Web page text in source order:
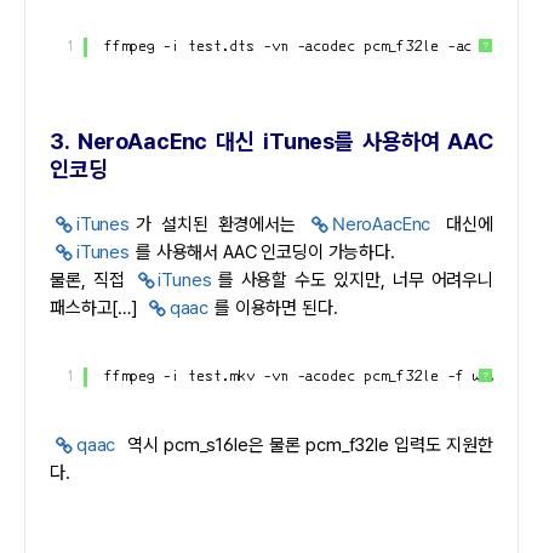
?
1 ffmpeg -i test.dts -vn -acodec pcm_f32le -ac 2 -af
3. NeroAacEnc 대신 iTunes를 사용하여 AAC
인코딩
iTunes 가 설치된 환경에서는 NeroAacEnc
대신에
iTunes 를 사용해서 AAC 인코딩이 가능하다.
물론, 직접
iTunes 를 사용할 수도 있지만, 너무 어려우니
패스하고[…]
qaac 를 이용하면 된다.
?
1 ffmpeg -i test.mkv -vn -acodec pcm_f32le -f wav - |
qaac
역시 pcm_s16le은 물론 pcm_f32le 입력도 지원한
다.